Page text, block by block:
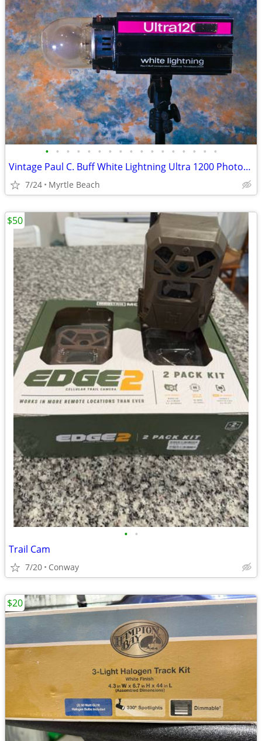
• • • • • • • • • • • • • • • • •
Vintage Paul C. Buff White Lightning Ultra 1200 Photography Strobe
7/24 Myrtle Beach
• •
Trail Cam
7/20 Conway
$50
$20